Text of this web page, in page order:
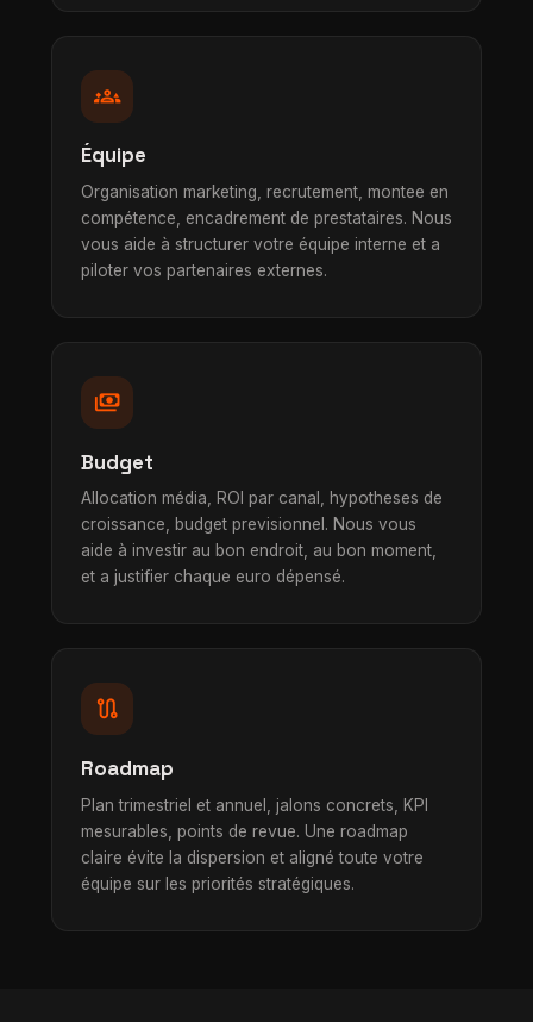
groups_3
Équipe
Organisation marketing, recrutement, montee en
compétence, encadrement de prestataires. Nous
vous aide à structurer votre équipe interne et a
piloter vos partenaires externes.
payments
Budget
Allocation média, ROI par canal, hypotheses de
croissance, budget previsionnel. Nous vous
aide à investir au bon endroit, au bon moment,
et a justifier chaque euro dépensé.
route
Roadmap
Plan trimestriel et annuel, jalons concrets, KPI
mesurables, points de revue. Une roadmap
claire évite la dispersion et aligné toute votre
équipe sur les priorités stratégiques.